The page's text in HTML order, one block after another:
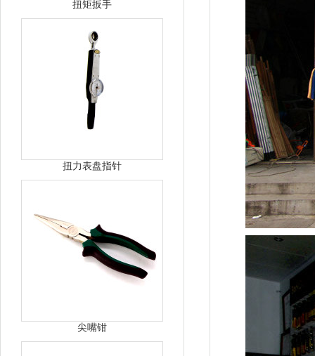
扭矩扳手
扭力表盘指针
尖嘴钳